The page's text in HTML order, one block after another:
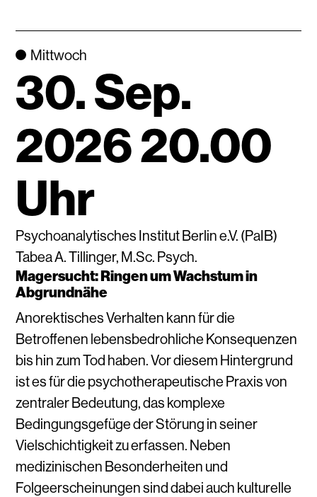
Mittwoch
30. Sep.
2026 20.00
Uhr
Psychoanalytisches Institut Berlin e.V. (PaIB)
Tabea A. Tillinger, M.Sc. Psych.
Magersucht: Ringen um Wachstum in
Abgrundnähe
Anorektisches Verhalten kann für die
Betroffenen lebensbedrohliche Konsequenzen
bis hin zum Tod haben. Vor diesem Hintergrund
ist es für die psychotherapeutische Praxis von
zentraler Bedeutung, das komplexe
Bedingungsgefüge der Störung in seiner
Vielschichtigkeit zu erfassen. Neben
medizinischen Besonderheiten und
Folgeerscheinungen sind dabei auch kulturelle